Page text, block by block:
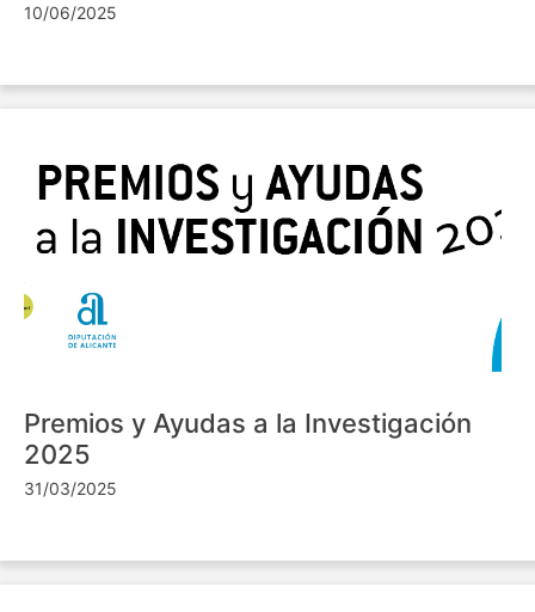
10/06/2025
Premios y Ayudas a la Investigación
2025
31/03/2025